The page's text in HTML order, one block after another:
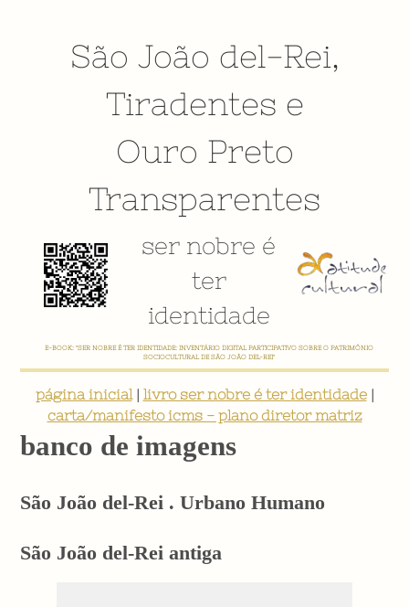
São João del-Rei,
Tiradentes e
Ouro Preto
Transparentes
ser nobre é
ter
identidade
E-BOOK: "SER NOBRE É TER IDENTIDADE: INVENTÁRIO DIGITAL PARTICIPATIVO SOBRE O PATRIMÔNIO
SOCIOCULTURAL DE SÃO JOÃO DEL-REI"
página inicial| livro ser nobre é ter identidade|
carta/manifesto icms - plano diretor matriz
banco de imagens
São João del-Rei . Urbano Humano
São João del-Rei antiga